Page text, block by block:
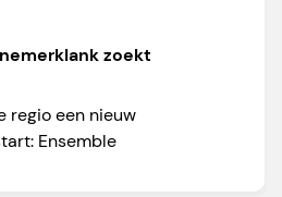
zoekt
regio een nieuw
Ensemble